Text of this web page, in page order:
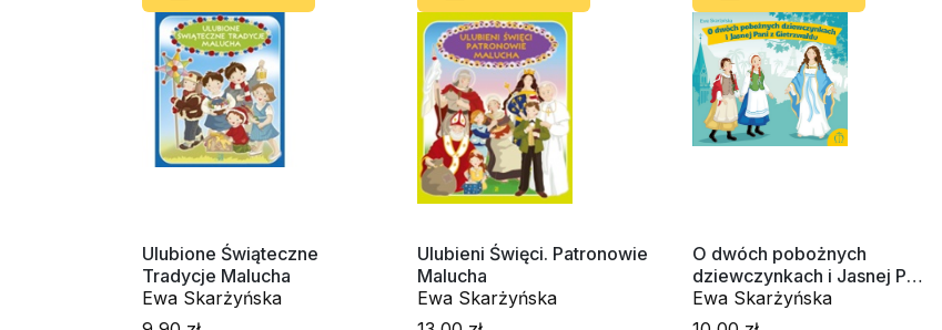
Ulubione Świąteczne
Tradycje Malucha
Ewa Skarżyńska
Ulubieni Święci. Patronowie
Malucha
Ewa Skarżyńska
O dwóch pobożnych
dziewczynkach i Jasnej Pani
z Gietrzwałdu
Ewa Skarżyńska